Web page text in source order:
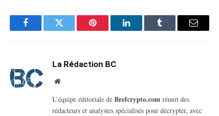
FacebookTwitter Pinterest LinkedInTumblr Email
La Rédaction BC
Website
L’équipe éditoriale de Brefcrypto.com réunit des
rédacteurs et analystes spécialisés pour décrypter, avec